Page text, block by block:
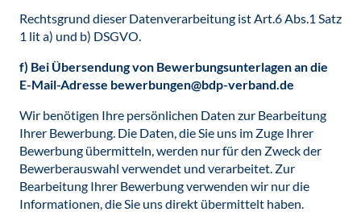
Rechtsgrund dieser Datenverarbeitung ist Art.6 Abs.1 Satz
1 lit a) und b) DSGVO.
f) Bei Übersendung von Bewerbungsunterlagen an die
E-Mail-Adresse bewerbungen@bdp-verband.de
Wir benötigen Ihre persönlichen Daten zur Bearbeitung
Ihrer Bewerbung. Die Daten, die Sie uns im Zuge Ihrer
Bewerbung übermitteln, werden nur für den Zweck der
Bewerberauswahl verwendet und verarbeitet. Zur
Bearbeitung Ihrer Bewerbung verwenden wir nur die
Informationen, die Sie uns direkt übermittelt haben.